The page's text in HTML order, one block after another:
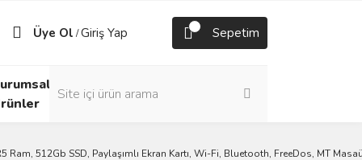
Üye Ol /Giriş Yap Sepetim
Ram, 512Gb SSD, Paylaşımlı Ekran Kartı, Wi-Fi, Bluetooth, FreeDos, MT